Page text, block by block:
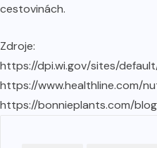
cestovinách.
Zdroje:
https://dpi.wi.gov/sites/
https://www.healthline.com/
https://bonnieplants.com/